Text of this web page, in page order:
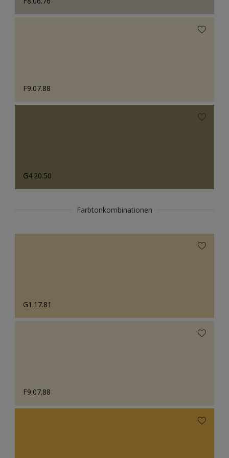
F9.07.88
G4.20.50
Farbtonkombinationen
G1.17.81
F9.07.88